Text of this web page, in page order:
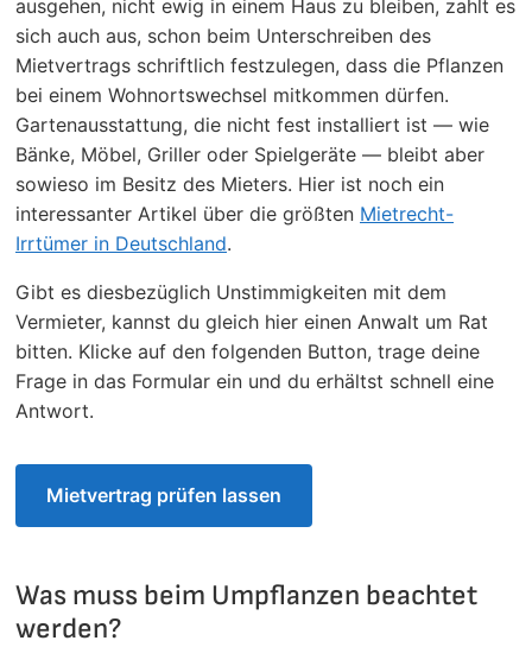
ausgehen, nicht ewig in einem Haus zu bleiben, zahlt es
sich auch aus, schon beim Unterschreiben des
Mietvertrags schriftlich festzulegen, dass die Pflanzen
bei einem Wohnortswechsel mitkommen dürfen.
Gartenausstattung, die nicht fest installiert ist — wie
Bänke, Möbel, Griller oder Spielgeräte — bleibt aber
sowieso im Besitz des Mieters. Hier ist noch ein
interessanter Artikel über die größten Mietrecht-
Irrtümer in Deutschland.
Gibt es diesbezüglich Unstimmigkeiten mit dem
Vermieter, kannst du gleich hier einen Anwalt um Rat
bitten. Klicke auf den folgenden Button, trage deine
Frage in das Formular ein und du erhältst schnell eine
Antwort.
Mietvertrag prüfen lassen
Was muss beim Umpflanzen beachtet
werden?